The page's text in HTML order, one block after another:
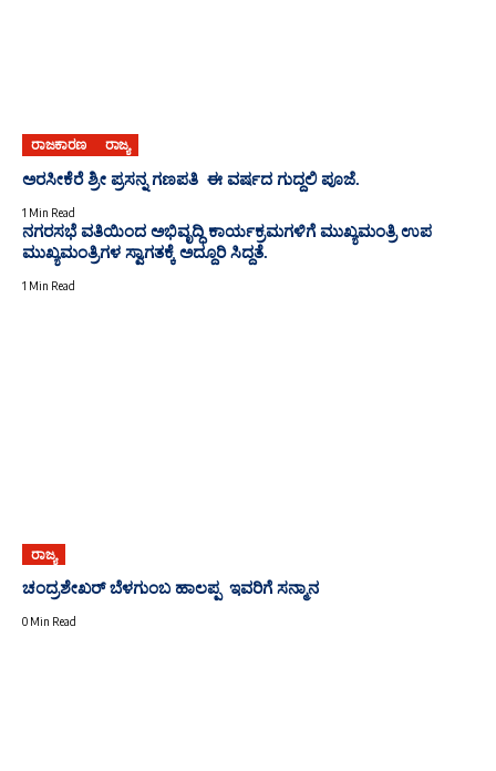
ರಾಜಕಾರಣ ರಾಜ್ಯ
ಅರಸೀಕೆರೆ ಶ್ರೀ ಪ್ರಸನ್ನ ಗಣಪತಿ ಈ ವರ್ಷದ ಗುದ್ದಲಿ ಪೂಜೆ.
1 Min Read
ನಗರಸಭೆ ವತಿಯಿಂದ ಅಭಿವೃದ್ಧಿ ಕಾರ್ಯಕ್ರಮಗಳಿಗೆ ಮುಖ್ಯಮಂತ್ರಿ ಉಪ
ಮುಖ್ಯಮಂತ್ರಿಗಳ ಸ್ವಾಗತಕ್ಕೆ ಅದ್ದೂರಿ ಸಿದ್ದತೆ.
1 Min Read
ರಾಜ್ಯ
ಚಂದ್ರಶೇಖರ್ ಬೆಳಗುಂಬ ಹಾಲಪ್ಪ ಇವರಿಗೆ ಸನ್ಮಾನ
0 Min Read